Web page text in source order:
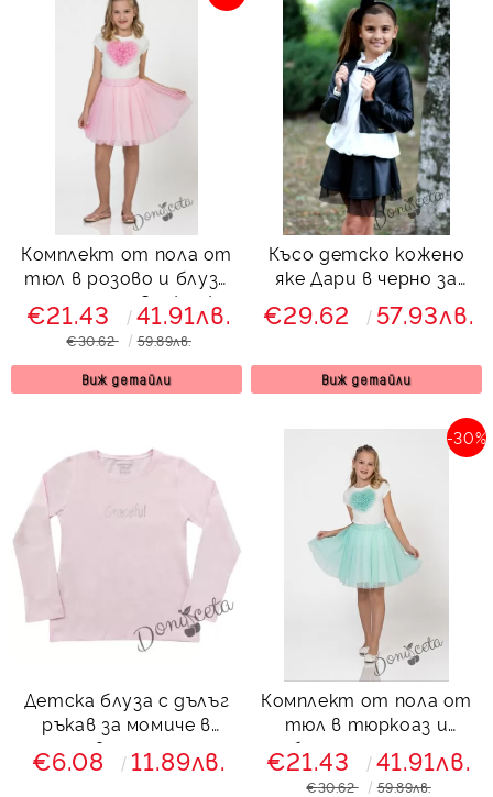
Комплект от пола от
тюл в розово и блуза
със сърце Contrast
€21.43 41.91лв.
€30.62 59.89лв.
Виж детайли
Късо детско кожено
яке Дари в черно за
момиче
€29.62 57.93лв.
Виж детайли
Детска блуза с дълъг
ръкав за момиче в
розово с надпис
€6.08 11.89лв.
Комплект от пола от
тюл в тюркоаз и
блуза със сърце
Contrast
-30%
€21.43 41.91лв.
€30.62 59.89лв.